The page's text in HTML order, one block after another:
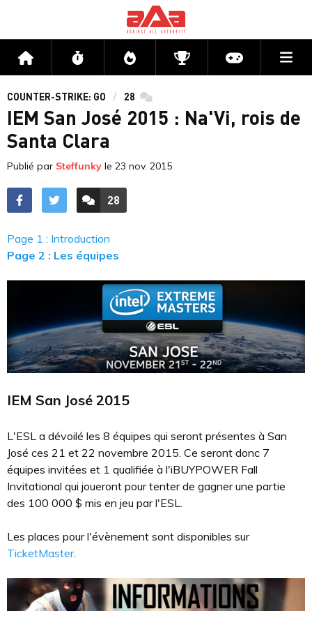
Accueil Flux Directs CompétitionsActu jeux
COUNTER-STRIKE: GO 28 commentaires
IEM San José 2015 : Na'Vi, rois de
Santa Clara
Publié par Steffunky le 23 nov. 2015
ACCÉDER AUX
28
COMMENTAIRES
Page 1 : Introduction
Page 2 : Les équipes
IEM San José 2015
L'ESL a dévoilé les 8 équipes qui seront présentes à San
José ces 21 et 22 novembre 2015. Ce seront donc 7
équipes invitées et 1 qualifiée à l'iBUYPOWER Fall
Invitational qui joueront pour tenter de gagner une partie
des 100 000 $ mis en jeu par l'ESL.
Les places pour l'évènement sont disponibles sur
TicketMaster.